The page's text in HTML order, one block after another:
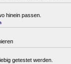
hinein passen.
getestet werden.